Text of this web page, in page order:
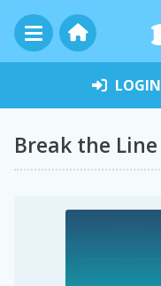
LOGIN
Break the Line